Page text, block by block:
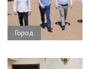
Город